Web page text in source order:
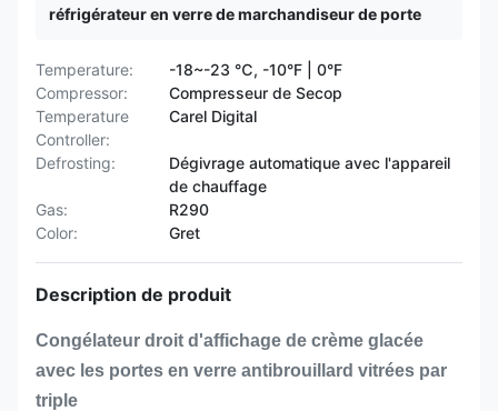
réfrigérateur en verre de marchandiseur de porte
Temperature:
-18~-23 ℃, -10°F | 0°F
Compressor:
Compresseur de Secop
Temperature
Controller:
Carel Digital
Defrosting:
Dégivrage automatique avec l'appareil
de chauffage
Gas:
R290
Color:
Gret
Description de produit
Congélateur droit d'affichage de crème glacée
avec les portes en verre antibrouillard vitrées par
triple